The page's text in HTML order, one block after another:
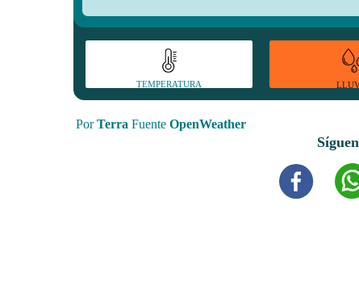
TEMPERATURA
PorTerra Fuente OpenWeather